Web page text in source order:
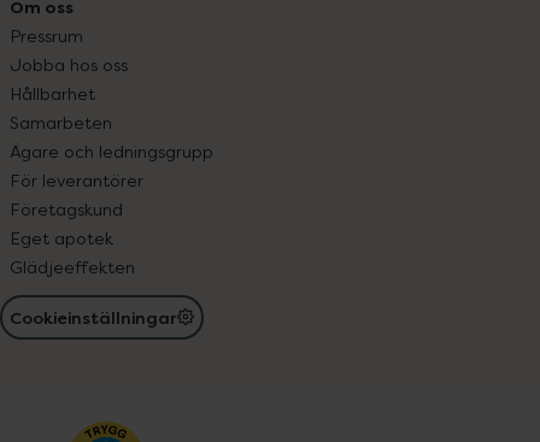
Om oss
Pressrum
Jobba hos oss
Hållbarhet
Samarbeten
Ägare och ledningsgrupp
För leverantörer
Företagskund
Eget apotek
Glädjeeffekten
Cookieinställningar